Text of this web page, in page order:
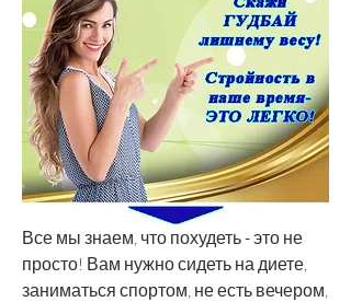
Все мы знаем, что похудеть - это не
просто! Вам нужно сидеть на диете,
заниматься спортом, не есть вечером,